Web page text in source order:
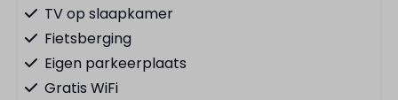
TV op slaapkamer
Fietsberging
Eigen parkeerplaats
Gratis WiFi